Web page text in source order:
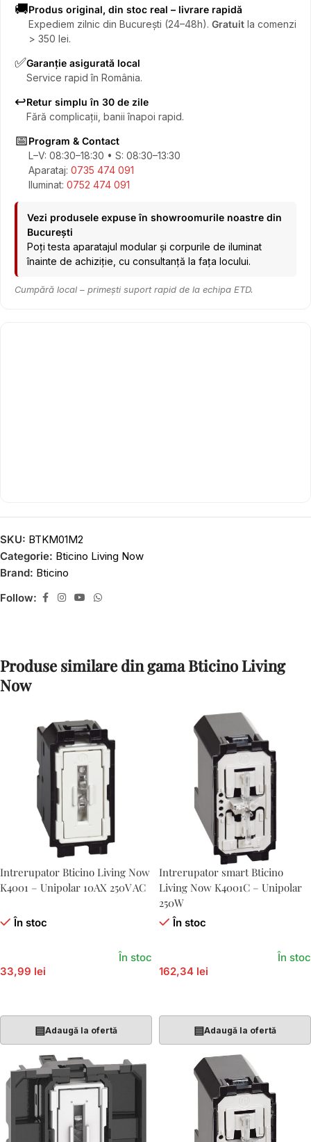
🚚Produs original, din stoc real – livrare rapidă
Expediem zilnic din București (24–48h). Gratuit la comenzi
> 350 lei.
✅Garanție asigurată local
Service rapid în România.
↩️Retur simplu în 30 de zile
Fără complicații, banii înapoi rapid.
📅Program & Contact
L–V: 08:30–18:30 • S: 08:30–13:30
Aparataj: 0735 474 091
Iluminat: 0752 474 091
Vezi produsele expuse în showroomurile noastre din
București
Poți testa aparatajul modular și corpurile de iluminat
înainte de achiziție, cu consultanță la fața locului.
Cumpără local – primești suport rapid de la echipa ETD.
SKU: BTKM01M2
Categorie: Bticino Living Now
Brand: Bticino
Follow:
Produse similare din gama Bticino Living
Now
Intrerupator Bticino Living Now
K4001 – Unipolar 10AX 250V AC
În stoc
33,99 lei
În stoc
▤Adaugă la ofertă
Intrerupator smart Bticino
Living Now K4001C – Unipolar
250W
În stoc
162,34 lei
În stoc
▤Adaugă la ofertă